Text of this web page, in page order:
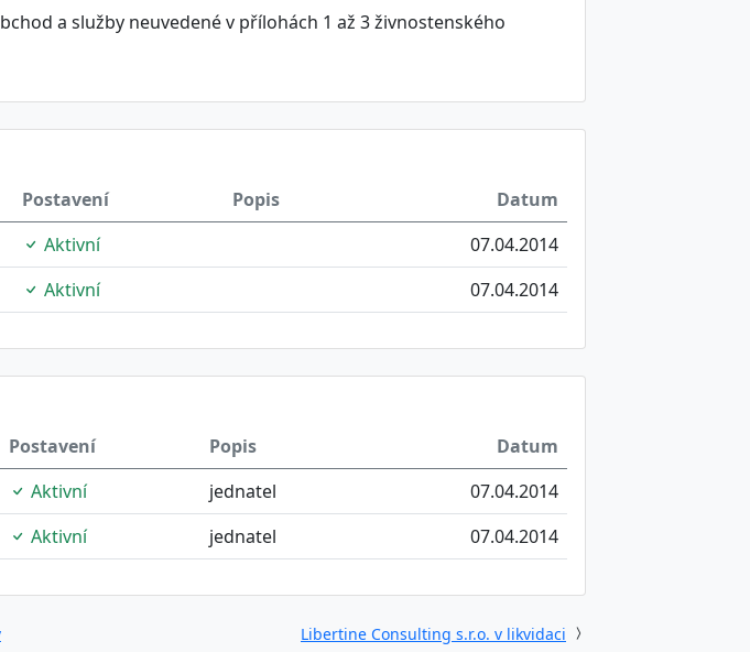
a služby neuvedené v přílohách 1 až 3 živnostenského
Postavení Popis
Datum
Aktivní
07.04.2014
Aktivní 07.04.2014
Postavení Popis
Datum
Aktivní jednatel
07.04.2014
Aktivní jednatel 07.04.2014
Libertine Consulting s.r.o. v likvidaci